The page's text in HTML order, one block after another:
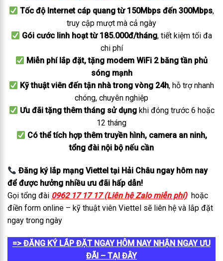
Tốc độ Internet cáp quang từ 150Mbps đến 300Mbps,
truy cập mượt mà cả ngày
Gói cước linh hoạt từ 185.000đ/tháng, tiết kiệm tối đa
chi phí
Miễn phí lắp đặt, tặng modem WiFi 2 băng tần phủ
sóng mạnh
Kỹ thuật viên đến tận nhà trong vòng 24h, hỗ trợ nhanh
chóng, chuyên nghiệp
Ưu đãi tặng thêm tháng sử dụngkhi đóng trước 6 hoặc
12 tháng
Có thể tích hợp thêm truyền hình, camera an ninh,
tổng đài nội bộ nếu cần
Đăng ký lắp mạng Viettel tại Hải Châu ngay hôm nay
để được hưởng nhiều ưu đãi hấp dẫn!
Gọi tổng đài 0962 17 17 17 (Liên hệ Zalo miễn phí) hoặc
điền form online – kỹ thuật viên Viettel sẽ liên hệ và lắp đặt
ngay trong ngày
=> ĐĂNG KÝ LẮP ĐẶT NGAY HÔM NAY NHẬN NGAY ƯU
ĐÃI – TẠI ĐÂY